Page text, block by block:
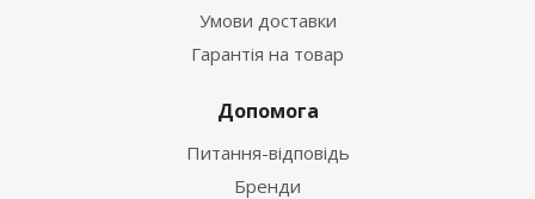
Умови доставки
Гарантія на товар
Допомога
Питання-відповідь
Бренди